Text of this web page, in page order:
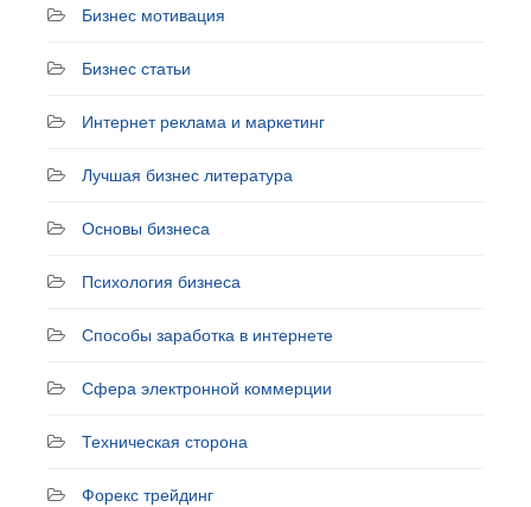
Бизнес мотивация
Бизнес статьи
Интернет реклама и маркетинг
Лучшая бизнес литература
Основы бизнеса
Психология бизнеса
Способы заработка в интернете
Сфера электронной коммерции
Техническая сторона
Форекс трейдинг